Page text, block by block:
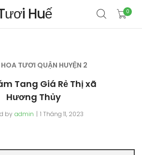
Huế 0
TƯƠI QUẬN HUYỆN 2
Tang Giá Rẻ Thị xã
Hương Thủy
by admin 1 Tháng 11, 2023